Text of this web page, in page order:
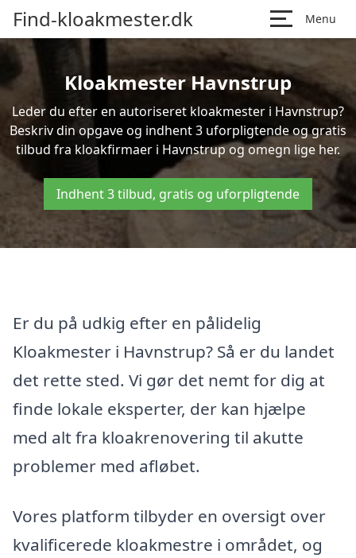
Find-kloakmester.dk Menu
Kloakmester Havnstrup
Leder du efter en autoriseret kloakmester i Havnstrup?
Beskriv din opgave og indhent 3 uforpligtende og gratis
tilbud fra kloakfirmaer i Havnstrup og omegn lige her.
Indhent 3 tilbud, gratis og uforpligtende
Er du på udkig efter en pålidelig
Kloakmester i Havnstrup? Så er du landet
det rette sted. Vi gør det nemt for dig at
finde lokale eksperter, der kan hjælpe
med alt fra kloakrenovering til akutte
problemer med afløbet.
Vores platform tilbyder en oversigt over
kvalificerede kloakmestre i området, og